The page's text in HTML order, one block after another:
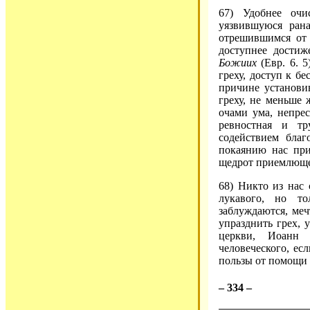
67) Удобнее
уязвившуюся
отрешившимся
доступнее
Божиих (Евр. 6.
греху, доступ к
причине
греху, не меньше
очами ума,
ревностная и
содействием
покаянию нас
щедрот
68) Никто из нас
лукавого, но
заблуждаются,
упразднить грех,
церкви, Иоанн
человеческого,
пользы от помощи
– 334 –